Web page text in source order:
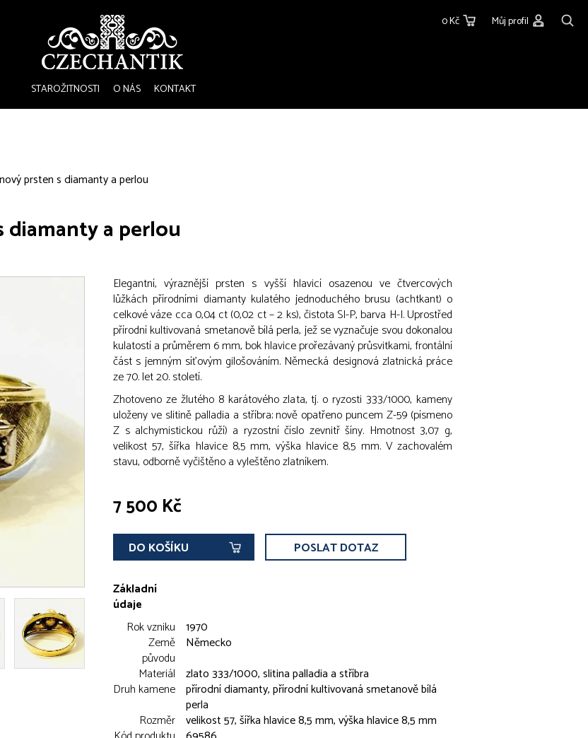
0 Kč Můj profil
STAROŽITNOSTI O NÁS KONTAKT
prsten s diamanty a perlou
a perlou
Elegantní, výraznější prsten s vyšší hlavicí osazenou ve čtvercových
lůžkách přírodními diamanty kulatého jednoduchého brusu (achtkant) o
celkové váze cca 0,04 ct (0,02 ct – 2 ks), čistota SI-P, barva H-I. Uprostřed
přírodní kultivovaná smetanově bílá perla, jež se vyznačuje svou dokonalou
kulatostí a průměrem 6 mm, bok hlavice prořezávaný průsvitkami, frontální
část s jemným síťovým gilošováním. Německá designová zlatnická práce
ze 70. let 20. století.
Zhotoveno ze žlutého 8 karátového zlata, tj. o ryzosti 333/1000, kameny
uloženy ve slitině palladia a stříbra; nově opatřeno puncem Z-59 (písmeno
Z s alchymistickou růží) a ryzostní číslo zevnitř šíny. Hmotnost 3,07 g,
velikost 57, šířka hlavice 8,5 mm, výška hlavice 8,5 mm. V zachovalém
stavu, odborně vyčištěno a vyleštěno zlatníkem.
7 500 Kč
DO KOŠÍKU POSLAT DOTAZ
Základní
údaje
Rok vzniku 1970
Země
původu
Německo
Materiál zlato 333/1000, slitina palladia a stříbra
Druh kamene přírodní diamanty, přírodní kultivovaná smetanově bílá
perla
Rozměr velikost 57, šířka hlavice 8,5 mm, výška hlavice 8,5 mm